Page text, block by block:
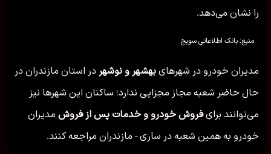
را نشان می‌دهد.
منبع: بانک اطلاعاتی سویج
مدیران خودرو در شهرهای بهشهر و نوشهر در استان مازندران در
حال حاضر شعبه مجاز مجزایی ندارد؛ ساکنان این شهرها نیز
می‌توانند برایفروش خودرو و خدمات پس از فروش مدیران
خودرو به همین شعبه در ساری - مازندران مراجعه کنند.